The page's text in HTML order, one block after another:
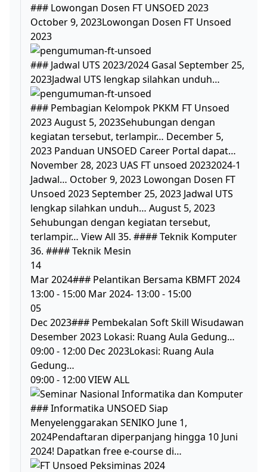
### Lowongan Dosen FT UNSOED 2023
October 9, 2023Lowongan Dosen FT Unsoed
2023
### Jadwal UTS 2023/2024 Gasal September 25,
2023Jadwal UTS lengkap silahkan unduh…
### Pembagian Kelompok PKKM FT Unsoed
2023 August 5, 2023Sehubungan dengan
kegiatan tersebut, terlampir… December 5,
2023 Panduan UNSOED Career Portal dapat…
November 28, 2023 UAS FT unsoed 20232024-1
Jadwal… October 9, 2023 Lowongan Dosen FT
Unsoed 2023 September 25, 2023 Jadwal UTS
lengkap silahkan unduh… August 5, 2023
Sehubungan dengan kegiatan tersebut,
terlampir… View All 35. #### Teknik Komputer
36. #### Teknik Mesin
14
Mar 2024### Pelantikan Bersama KBMFT 2024
13:00 - 15:00 Mar 2024- 13:00 - 15:00
05
Dec 2023### Pembekalan Soft Skill Wisudawan
Desember 2023 Lokasi: Ruang Aula Gedung…
09:00 - 12:00 Dec 2023Lokasi: Ruang Aula
Gedung…
09:00 - 12:00 VIEW ALL
### Informatika UNSOED Siap
Menyelenggarakan SENIKO June 1,
2024Pendaftaran diperpanjang hingga 10 Juni
2024! Dapatkan free e-course di…